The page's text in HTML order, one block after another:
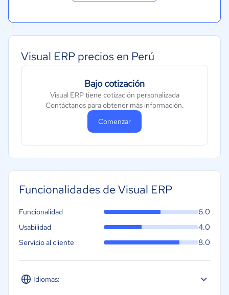
Visual ERP precios en Perú
Bajo cotización
Visual ERP tiene cotización personalizada
Contáctanos para obtener más información.
Comenzar
Funcionalidades de Visual ERP
Idiomas:
Funcionalidad 6.0
Usabilidad 4.0
Servicio al cliente 8.0